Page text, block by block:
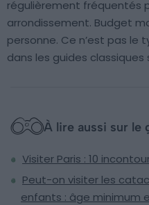
régulièrement fréquentés
arrondissement. Budget
personne. Ce n’est pas le
dans les guides classiques
À lire aussi sur le
Visiter Paris : 10
Peut-on visiter les
enfants : âge minimum